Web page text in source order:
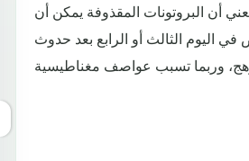
أن البروتونات المقذوفة يمكن أن
اليوم الثالث أو الرابع بعد حدوث